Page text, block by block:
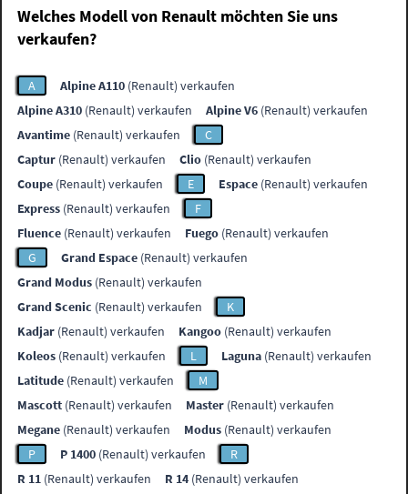
Welches Modell von Renault möchten Sie uns
verkaufen?
A Alpine A110 (Renault) verkaufen
Alpine A310 (Renault) verkaufen Alpine V6 (Renault) verkaufen
Avantime (Renault) verkaufen
C
Captur (Renault) verkaufen Clio (Renault) verkaufen
Coupe (Renault) verkaufen E Espace (Renault) verkaufen
Express (Renault) verkaufen
F
Fluence (Renault) verkaufen Fuego (Renault) verkaufen
G
Grand Espace (Renault) verkaufen
Grand Modus (Renault) verkaufen
Grand Scenic (Renault) verkaufen
K
Kadjar (Renault) verkaufen Kangoo (Renault) verkaufen
Koleos (Renault) verkaufen L Laguna (Renault) verkaufen
Latitude (Renault) verkaufen
M
Mascott (Renault) verkaufen Master (Renault) verkaufen
Megane (Renault) verkaufen Modus (Renault) verkaufen
P
P 1400 (Renault) verkaufen
R
R 11 (Renault) verkaufen R 14 (Renault) verkaufen